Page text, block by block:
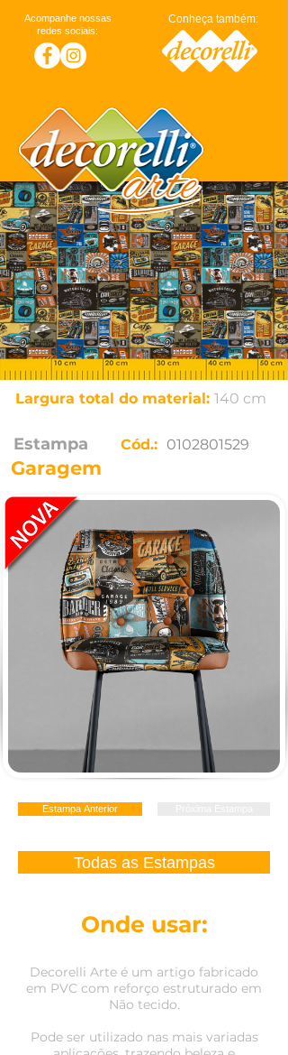
Acompanhe nossas
redes sociais:
Conheça também:
Largura total do material: 140 cm
Estampa Cód.: 0102801529
Garagem
Estampa Anterior
Todas as Estampas
Onde usar:
Decorelli Arte é um artigo fabricado
em PVC com reforço estruturado em
Não tecido.
Pode ser utilizado nas mais variadas